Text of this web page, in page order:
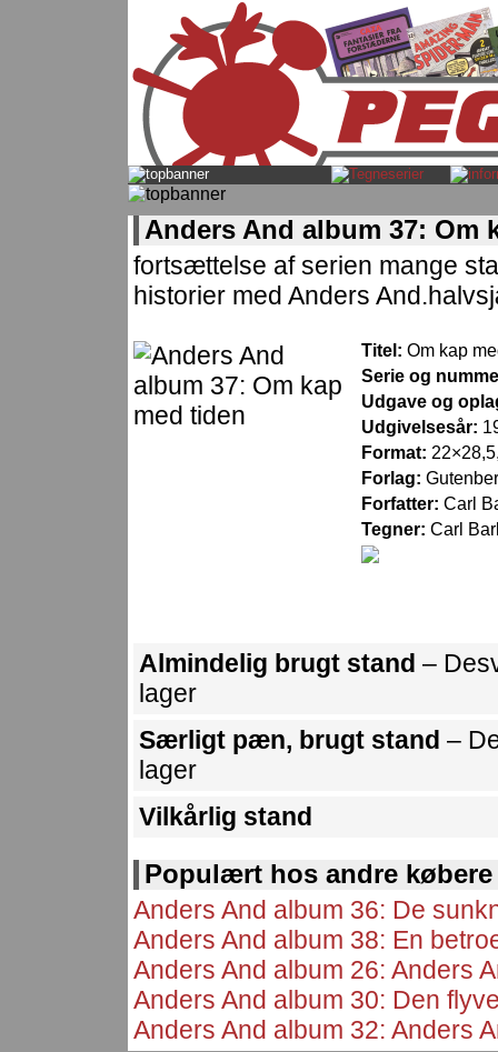
Anders And album 37: Om
fortsættelse af serien mange
historier med Anders
Titel: Om kap
Serie og
Udgave og
Udgivelsesår:
Format:
Forlag:
Forfatter: Carl
Tegner: Carl
Almindelig brugt stand –
lager
Særligt pæn, brugt stand –
lager
Vilkårlig stand
Populært hos andre købere
Anders And album 36: De
Anders And album 38: En
Anders And album 26: Anders
Anders And album 30: Den
Anders And album 32: Anders